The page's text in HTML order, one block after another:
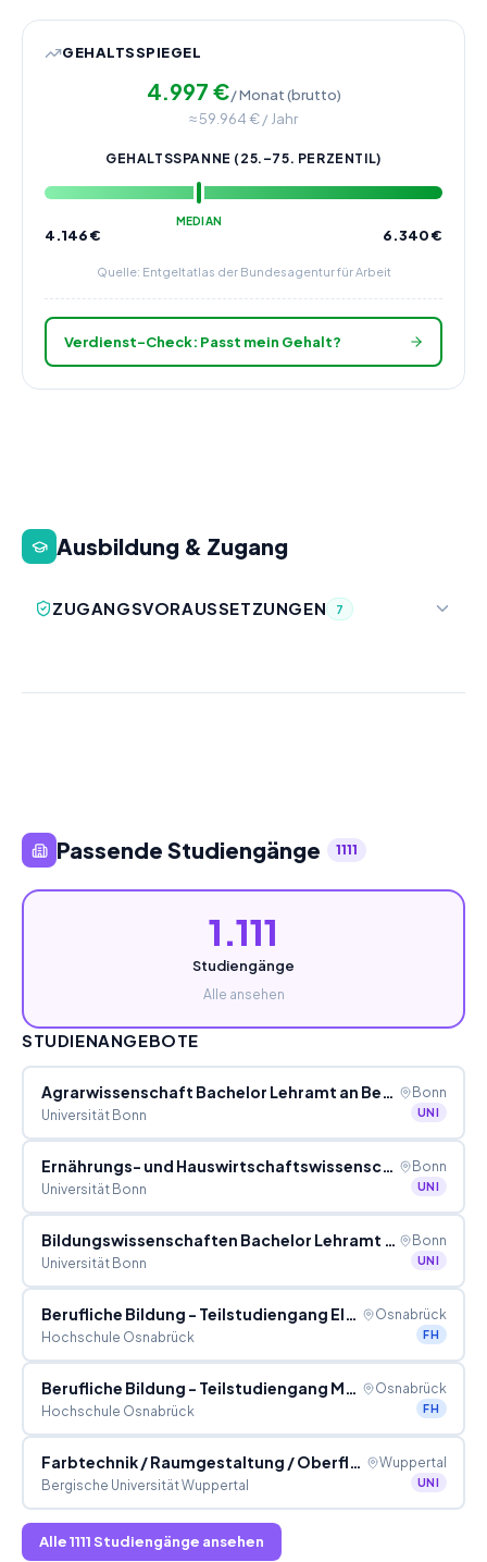
GEHALTSSPIEGEL
4.997 €/ Monat (brutto)
≈59.964€ / Jahr
GEHALTSSPANNE (25.–75. PERZENTIL)
MEDIAN
4.146€ 6.340€
Quelle: Entgeltatlas der Bundesagentur für Arbeit
Verdienst-Check: Passt mein Gehalt?
Ausbildung & Zugang
ZUGANGSVORAUSSETZUNGEN 7
Passende Studiengänge 1111
1.111
Studiengänge
Alle ansehen
STUDIENANGEBOTE
Universität Bonn
Bonn
UNI
Ernährungs- und Hauswirtschaftswissenschaft Bachelor Lehramt an Berufskollegs
Universität Bonn
Bonn
UNI
Universität Bonn
Bonn
UNI
Hochschule Osnabrück
Osnabrück
FH
Hochschule Osnabrück
Osnabrück
FH
Bergische Universität Wuppertal
Wuppertal
UNI
Alle1111Studiengänge ansehen